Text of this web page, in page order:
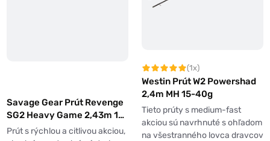
Savage Gear Prút Revenge
SG2 Heavy Game 2,43m 15-
55g
Prút s rýchlou a citlivou akciou,
(1x)
Westin Prút W2 Powershad
2,4m MH 15-40g
Tieto prúty s medium-fast
akciou sú navrhnuté s ohľadom
na všestranného lovca dravcov